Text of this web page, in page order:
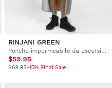
RINJANI GREEN
Poncho impermeabile da escursionismo
$59.95
$69.95-15% Final Sale